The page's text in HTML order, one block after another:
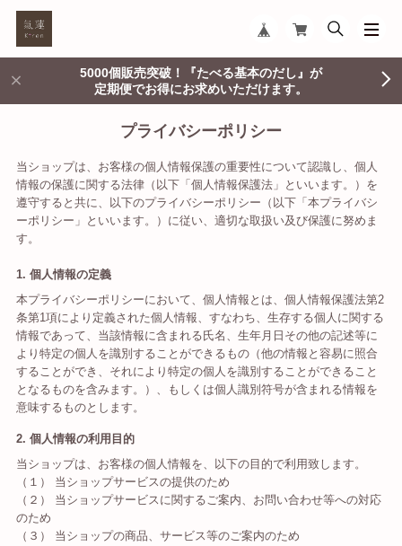
5000個販売突破！『たべる基本のだし』が
定期便でお得にお求めいただけます。
プライバシーポリシー
当ショップは、お客様の個人情報保護の重要性について認識し、個人
情報の保護に関する法律（以下「個人情報保護法」といいます。）を
遵守すると共に、以下のプライバシーポリシー（以下「本プライバシ
ーポリシー」といいます。）に従い、適切な取扱い及び保護に努めま
す。
1. 個人情報の定義
本プライバシーポリシーにおいて、個人情報とは、個人情報保護法第2
条第1項により定義された個人情報、すなわち、生存する個人に関する
情報であって、当該情報に含まれる氏名、生年月日その他の記述等に
より特定の個人を識別することができるもの（他の情報と容易に照合
することができ、それにより特定の個人を識別することができること
となるものを含みます。）、もしくは個人識別符号が含まれる情報を
意味するものとします。
2. 個人情報の利用目的
当ショップは、お客様の個人情報を、以下の目的で利用致します。
（１） 当ショップサービスの提供のため
（２） 当ショップサービスに関するご案内、お問い合わせ等への対応
のため
（３） 当ショップの商品、サービス等のご案内のため